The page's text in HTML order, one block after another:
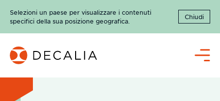
Selezioni un paese per visualizzare i contenuti
specifici della sua posizione geografica.
Chiudi
Menù